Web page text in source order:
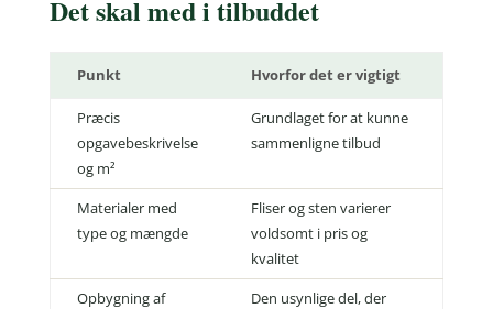
Det skal med i tilbuddet
Punkt Hvorfor det er vigtigt
Præcis
opgavebeskrivelse
og m²
Grundlaget for at kunne
sammenligne tilbud
Materialer med
type og mængde
Fliser og sten varierer
voldsomt i pris og
kvalitet
Opbygning af
Den usynlige del, der